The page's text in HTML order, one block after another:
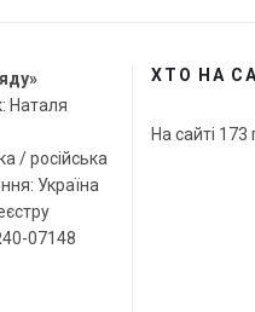
Наталя
/ російська
Україна
07148
ХТО НА
На сайті 173